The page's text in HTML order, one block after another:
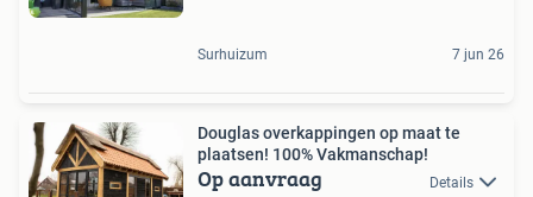
Surhuizum 7 jun 26
Douglas overkappingen op maat te
plaatsen! 100% Vakmanschap!
Op aanvraag Details